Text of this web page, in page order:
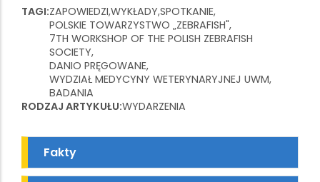
TAGI ZAPOWIEDZI WYKŁADY SPOTKANIE
POLSKIE TOWARZYSTWO „ZEBRAFISH"
7TH WORKSHOP OF THE POLISH ZEBRAFISH
SOCIETY
DANIO PRĘGOWANE
WYDZIAŁ MEDYCYNY WETERYNARYJNEJ UWM
BADANIA
RODZAJ ARTYKUŁU WYDARZENIA
Fakty